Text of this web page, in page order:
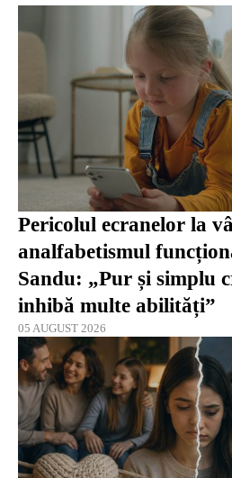
Pericolul ecranelor la
analfabetismul
Sandu: „Pur și simplu
inhibă multe abilități”
05 AUGUST 2026